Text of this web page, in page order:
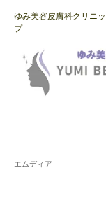
ゆみ美容皮膚科クリニ
プ
エムディア